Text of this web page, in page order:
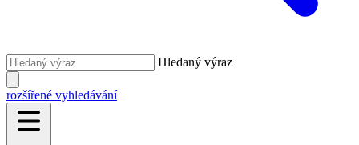
Hledaný výraz
rozšířené vyhledávání